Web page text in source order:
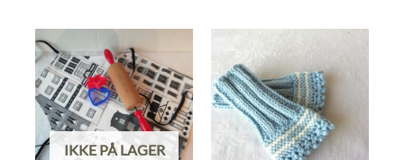
IKKE PÅ LAGER